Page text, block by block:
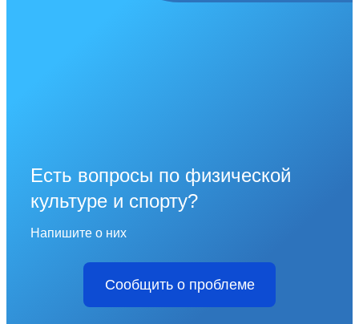
Есть вопросы по физической
культуре и спорту?
Напишите о них
Сообщить о проблеме